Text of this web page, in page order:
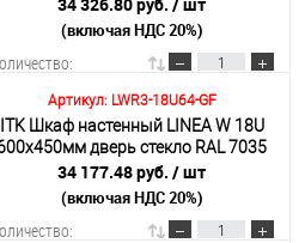
Подробнее(включая НДС 20%)
В корзину
Подробнее
Артикул: LWR3-18U64-GF
ITK Шкаф настенный LINEA W 18U
дверь стекло RAL 7035
34 177.48 руб. / шт
(включая НДС 20%)